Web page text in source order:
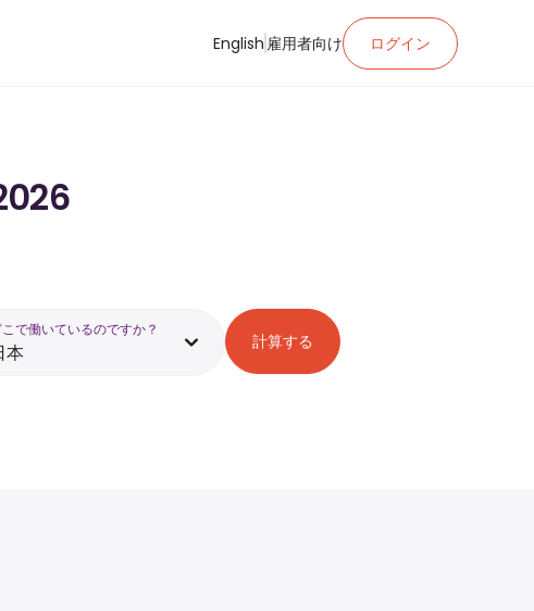
English 雇用者向け ログイン
こで働いているのですか？
本 計算する